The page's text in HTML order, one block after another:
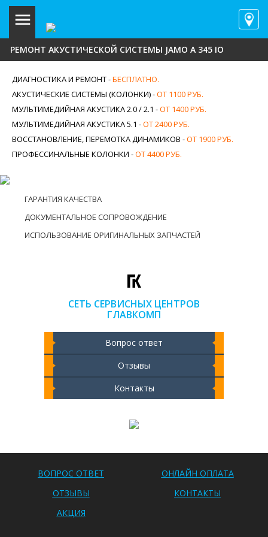
СЕТЬ СЕРВИСНЫХ ЦЕНТРОВ
ГЛАВКОМП
Вопрос ответ
Отзывы
Контакты
РЕМОНТ АКУСТИЧЕСКОЙ СИСТЕМЫ JAMO A 345 IO
ДИАГНОСТИКА И РЕМОНТ -БЕСПЛАТНО.
АКУСТИЧЕСКИЕ СИСТЕМЫ (КОЛОНКИ) -ОТ 1100 РУБ.
МУЛЬТИМЕДИЙНАЯ АКУСТИКА 2.0 / 2.1 -ОТ 1400 РУБ.
МУЛЬТИМЕДИЙНАЯ АКУСТИКА 5.1 -ОТ 2400 РУБ.
ВОССТАНОВЛЕНИЕ, ПЕРЕМОТКА ДИНАМИКОВ -ОТ 1900 РУБ.
ПРОФЕССИНАЛЬНЫЕ КОЛОНКИ -ОТ 4400 РУБ.
ГАРАНТИЯ КАЧЕСТВА
ДОКУМЕНТАЛЬНОЕ СОПРОВОЖДЕНИЕ
ИСПОЛЬЗОВАНИЕ ОРИГИНАЛЬНЫХ ЗАПЧАСТЕЙ
ВОПРОС ОТВЕТ
ОНЛАЙН ОПЛАТА
ОТЗЫВЫ
КОНТАКТЫ
АКЦИЯ